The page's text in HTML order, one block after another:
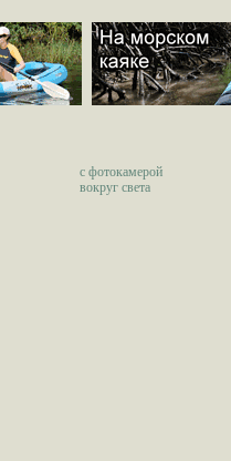
c фотокамерой
вокруг света